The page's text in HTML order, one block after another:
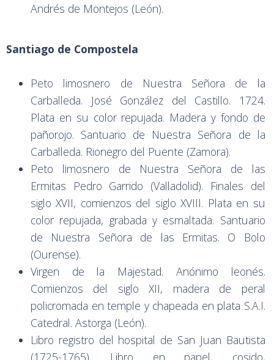
Andrés de Montejos (León).
Santiago de Compostela
Peto limosnero de Nuestra Señora de la
Carballeda. José González del Castillo. 1724.
Plata en su color repujada. Madera y fondo de
pañorojo. Santuario de Nuestra Señora de la
Carballeda. Rionegro del Puente (Zamora).
Peto limosnero de Nuestra Señora de las
Ermitas Pedro Garrido (Valladolid). Finales del
siglo XVII, comienzos del siglo XVIII. Plata en su
color repujada, grabada y esmaltada. Santuario
de Nuestra Señora de las Ermitas. O Bolo
(Ourense).
Virgen de la Majestad. Anónimo leonés.
Comienzos del siglo XII, madera de peral
policromada en temple y chapeada en plata S.A.I.
Catedral. Astorga (León).
Libro registro del hospital de San Juan Bautista